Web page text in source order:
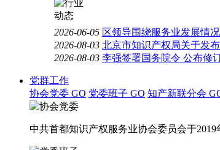
2026-06-05 区领导围绕服务业发展情
2026-08-03 北京市知识产权局关于发
2026-08-03 李强签署国务院令 公布修
党群工作
协会党委 GO 党委班子 GO 知产新联分会
中共首都知识产权服务业协会委员会于2019